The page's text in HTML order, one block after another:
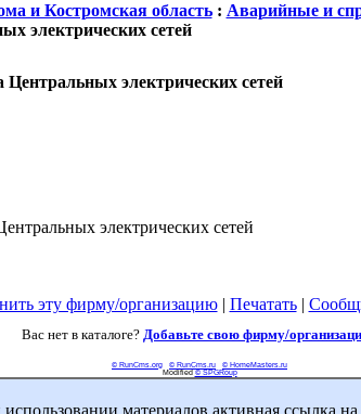
и Костромская область: Аварийные и
электрических сетей
электрических сетей
электрических сетей
эту фирму/организацию| Печатать|
Вас нет в каталоге? Добавьте свою фирму/
© RunCms.org © RunCms.ru
© HomeMasters.ru
Modified © SPGRoup
материалов активная ссылка на